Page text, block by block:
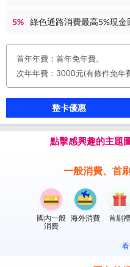
5% 綠色通路消費最高5%現金
首年年費：首年免年費。
整卡優惠
點擊感興趣的主題
一般消費、首
國內一般
消費
海外消費 首刷禮